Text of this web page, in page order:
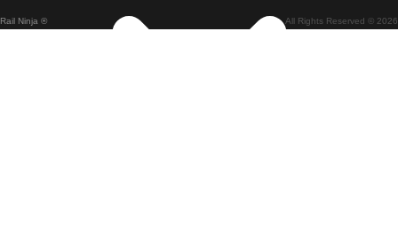
Rail Ninja ® All Rights Reserved © 2026